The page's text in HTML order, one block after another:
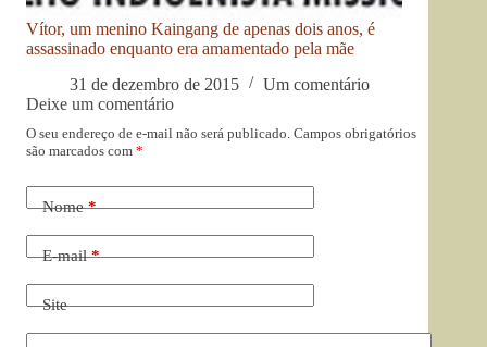
Vítor, um menino Kaingang de apenas dois anos, é
assassinado enquanto era amamentado pela mãe
31 de dezembro de 2015
Um comentário
Deixe um comentário
O seu endereço de e-mail não será publicado. Campos obrigatórios
são marcados com *
Nome*
E-mail*
Site